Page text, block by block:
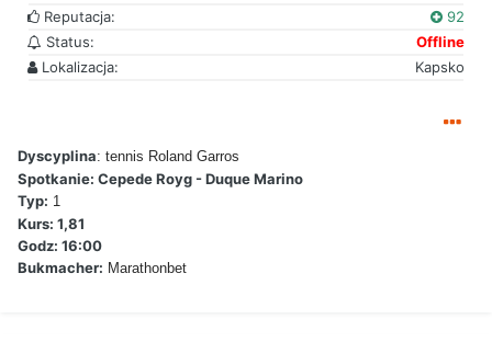
Reputacja:
92
Status:
Offline
Lokalizacja:
Kapsko
Dyscyplina: tennis Roland Garros
Spotkanie: Cepede Royg - Duque Marino
Typ: 1
Kurs: 1,81
Godz: 16:00
Bukmacher: Marathonbet